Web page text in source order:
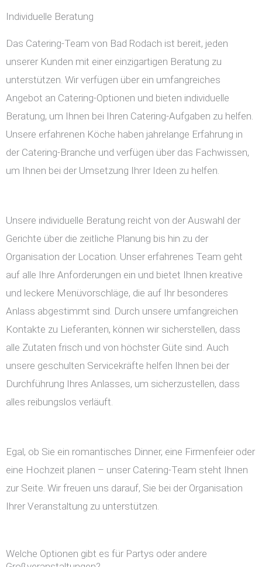
Individuelle Beratung
Das Catering-Team von Bad Rodach ist bereit, jeden
unserer Kunden mit einer einzigartigen Beratung zu
unterstützen. Wir verfügen über ein umfangreiches
Angebot an Catering-Optionen und bieten individuelle
Beratung, um Ihnen bei Ihren Catering-Aufgaben zu helfen.
Unsere erfahrenen Köche haben jahrelange Erfahrung in
der Catering-Branche und verfügen über das Fachwissen,
um Ihnen bei der Umsetzung Ihrer Ideen zu helfen.
Unsere individuelle Beratung reicht von der Auswahl der
Gerichte über die zeitliche Planung bis hin zu der
Organisation der Location. Unser erfahrenes Team geht
auf alle Ihre Anforderungen ein und bietet Ihnen kreative
und leckere Menüvorschläge, die auf Ihr besonderes
Anlass abgestimmt sind. Durch unsere umfangreichen
Kontakte zu Lieferanten, können wir sicherstellen, dass
alle Zutaten frisch und von höchster Güte sind. Auch
unsere geschulten Servicekräfte helfen Ihnen bei der
Durchführung Ihres Anlasses, um sicherzustellen, dass
alles reibungslos verläuft.
Egal, ob Sie ein romantisches Dinner, eine Firmenfeier oder
eine Hochzeit planen – unser Catering-Team steht Ihnen
zur Seite. Wir freuen uns darauf, Sie bei der Organisation
Ihrer Veranstaltung zu unterstützen.
Welche Optionen gibt es für Partys oder andere